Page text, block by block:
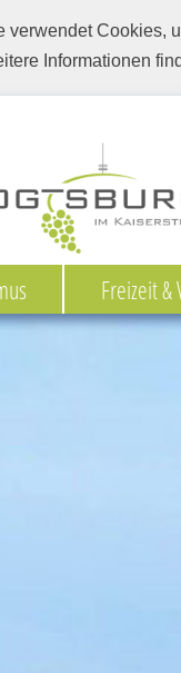
verwendet Cookies,
Informationen
Freizeit